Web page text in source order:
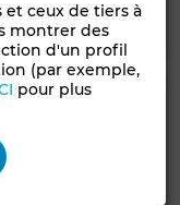
WhatsApp
et ceux de tiers à
montrer des
d'un profil
(par exemple,
pour plus